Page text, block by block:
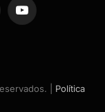
YouTube
| Política